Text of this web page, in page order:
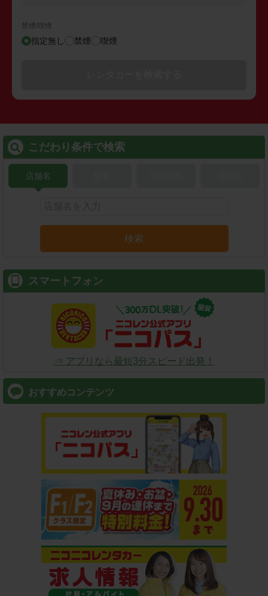
禁煙/喫煙
指定無し 禁煙 喫煙
こだわり条件で検索
店舗名
検索
スマートフォン
⇒ アプリなら最短3分スピード出発！
おすすめコンテンツ